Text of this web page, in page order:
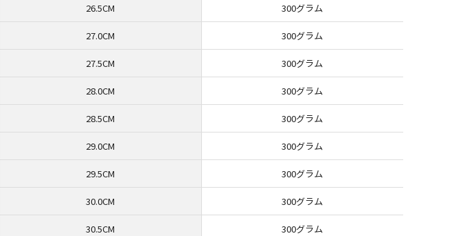
26.5CM 300グラム
27.0CM 300グラム
27.5CM 300グラム
28.0CM 300グラム
28.5CM 300グラム
29.0CM 300グラム
29.5CM 300グラム
30.0CM 300グラム
30.5CM 300グラム